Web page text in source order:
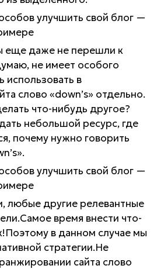
еще даже не перешли к
не имеет особого
использовать в
слово «down’s» отдельно.
что-нибудь другое?
небольшой ресурс, где
почему нужно говорить
любые другие релевантные
время внести что-
в данном случае мы
стратегии.Не
сайта слово